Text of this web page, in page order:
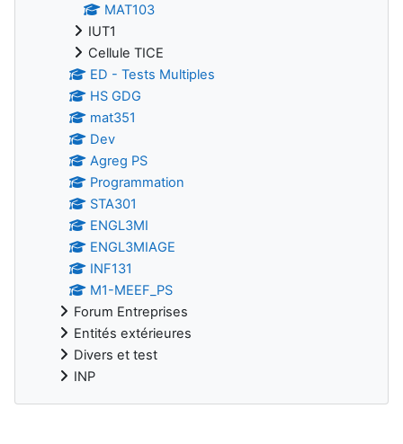
MAT103
IUT1
Cellule TICE
ED - Tests Multiples
HS GDG
mat351
Dev
Agreg PS
Programmation
STA301
ENGL3MI
ENGL3MIAGE
INF131
M1-MEEF_PS
Forum Entreprises
Entités extérieures
Divers et test
INP